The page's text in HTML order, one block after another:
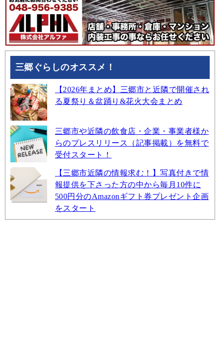
三郷ぐらしのオススメ！
【2026年まとめ】三郷市と近隣で開催され
る夏祭り＆盆踊り&花火大会まとめ
三郷市や近隣の飲食店・企業・事業者様か
らのプレスリリース（記事掲載）を無料で
受付スタート！
【三郷市近隣の情報求む！】写真付きで情
報提供を下さった方の中から毎月10件に
500円分のAmazonギフト券プレゼント企画
をスタート